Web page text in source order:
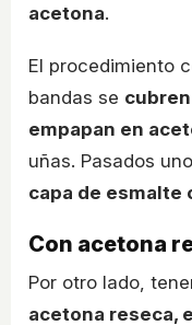
acetona.
El procedimiento
bandas se
empapan en
uñas. Pasados
capa de esmalte
Con acetona
Por otro lado,
acetona reseca,